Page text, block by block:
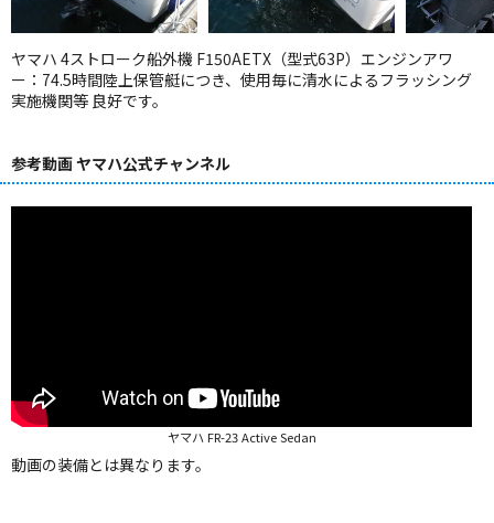
ヤマハ 4ストローク船外機 F150AETX（型式63P）エンジンアワ
ー：74.5時間陸上保管艇につき、使用毎に清水によるフラッシング
実施機関等 良好です。
参考動画 ヤマハ公式チャンネル
ヤマハ FR-23 Active Sedan
動画の装備とは異なります。